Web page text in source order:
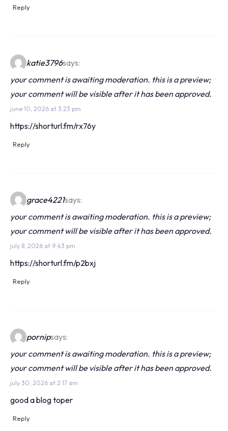
Reply
katie3796says:
your comment is awaiting moderation. this is a preview;
your comment will be visible after it has been approved.
june 10, 2026 at 3:23 pm
https://shorturl.fm/rx76y
Reply
grace4221says:
your comment is awaiting moderation. this is a preview;
your comment will be visible after it has been approved.
july 8, 2026 at 9:43 pm
https://shorturl.fm/p2bxj
Reply
pornipsays:
your comment is awaiting moderation. this is a preview;
your comment will be visible after it has been approved.
july 30, 2026 at 2:17 am
good a blog toper
Reply